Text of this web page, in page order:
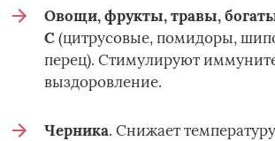
Овощи, фрукты, травы,
С(цитрусовые, помидоры,
перец). Стимулируют
выздоровление.
Черника. Снижает